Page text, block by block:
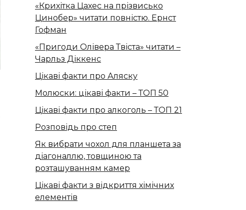
«Крихітка Цахес на прізвисько
Цинобер» читати повністю. Ернст
Гофман
«Пригоди Олівера Твіста» читати –
Чарльз Діккенс
Цікаві факти про Аляску
Молюски: цікаві факти – ТОП 50
Цікаві факти про алкоголь – ТОП 21
Розповідь про степ
Як вибрати чохол для планшета за
діагоналлю, товщиною та
розташуванням камер
Цікаві факти з відкриття хімічних
елементів